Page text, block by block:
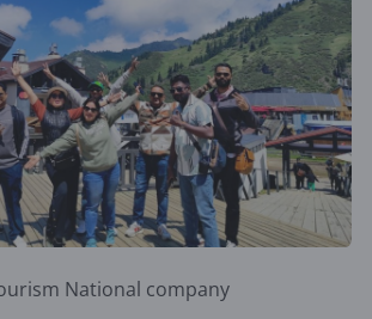
National company